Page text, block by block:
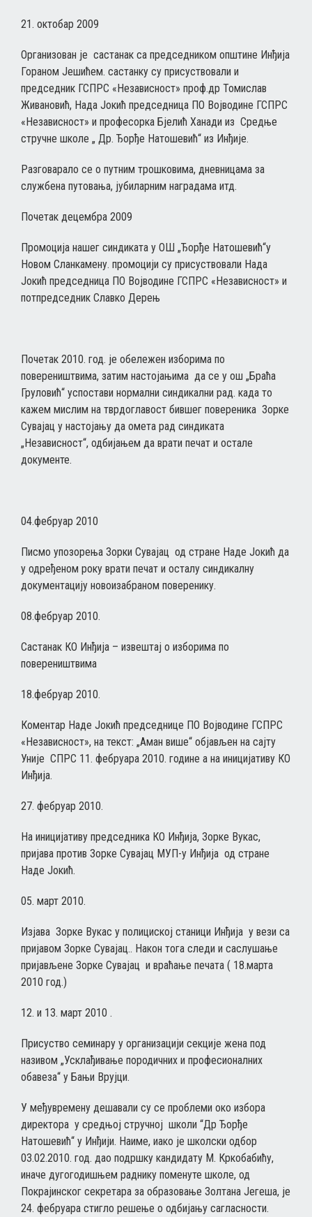
21. октобар 2009
Организован је састанак са председником општине Инђија
Гораном Јешићем. састанку су присуствовали и
председник ГСПРС «Независност» проф.др Томислав
Живановић, Нада Јокић председница ПО Војводине ГСПРС
«Независност» и професорка Бјелић Ханади из Средње
стручне школе „ Др. Ђорђе Натошевић“ из Инђије.
Разговарало се о путним трошковима, дневницама за
службена путовања, јубиларним наградама итд.
Почетак децембра 2009
Промоција нашег синдиката у ОШ „Ђорђе Натошевић“у
Новом Сланкамену. промоцији су присуствовали Нада
Јокић председница ПО Војводине ГСПРС «Независност» и
потпредседник Славко Дерењ
Почетак 2010. год. је обележен изборима по
повереништвима, затим настојањима да се у ош „Браћа
Груловић“ успостави нормални синдикални рад. када то
кажем мислим на тврдоглавост бившег повереника Зорке
Сувајац у настојању да омета рад синдиката
„Независност“, одбијањем да врати печат и остале
документе.
04.фебруар 2010
Писмо упозорења Зорки Сувајац од стране Наде Јокић да
у одређеном року врати печат и осталу синдикалну
документацију новоизабраном поверенику.
08.фебруар 2010.
Састанак КО Инђија – извештај о изборима по
повереништвима
18.фебруар 2010.
Коментар Наде Јокић председнице ПО Војводине ГСПРС
«Независност», на текст: „Аман више“ објављен на сајту
Уније СПРС 11. фебруара 2010. године а на иницијативу КО
Инђија.
27. фебруар 2010.
На иницијативу председника КО Инђија, Зорке Вукас,
пријава против Зорке Сувајац МУП-у Инђија од стране
Наде Јокић.
05. март 2010.
Изјава Зорке Вукас у полициској станици Инђија у вези са
пријавом Зорке Сувајац.. Након тога следи и саслушање
пријављене Зорке Сувајац и враћање печата ( 18.марта
2010 год.)
12. и 13. март 2010 .
Присуство семинару у организацији секције жена под
називом „Усклађивање породичних и професионалних
обавеза“ у Бањи Врујци.
У међувремену дешавали су се проблеми око избора
директора у средњој стручној школи “Др Ђорђе
Натошевић“ у Инђији. Наиме, иако је школски одбор
03.02.2010. год. дао подршку кандидату М. Кркобабићу,
иначе дугогодишњем раднику поменуте школе, од
Покрајинског секретара за образовање Золтана Јегеша, је
24. фебруара стигло решење о одбијању сагласности.